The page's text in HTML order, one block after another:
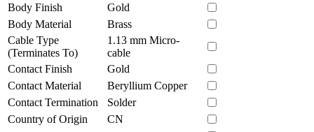
Body Finish
Gold
Body Material
Brass
Cable Type
(Terminates To)
1.13 mm Micro-
cable
Contact Finish
Gold
Contact Material
Beryllium Copper
Contact Termination
Solder
Country of Origin
CN